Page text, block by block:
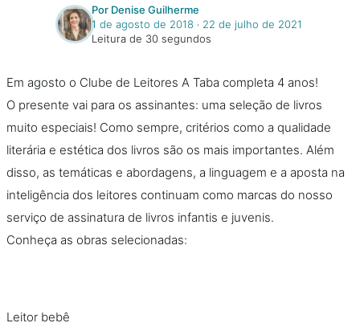
Por Denise Guilherme
1 de agosto de 2018 ‧ 22 de julho de 2021
Leitura de 30 segundos
Em agosto o Clube de Leitores A Taba completa 4 anos!
O presente vai para os assinantes: uma seleção de livros
muito especiais! Como sempre, critérios como a qualidade
literária e estética dos livros são os mais importantes. Além
disso, as temáticas e abordagens, a linguagem e a aposta na
inteligência dos leitores continuam como marcas do nosso
serviço de assinatura de livros infantis e juvenis.
Conheça as obras selecionadas:
Leitor bebê